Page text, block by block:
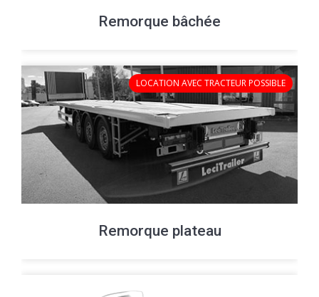
Remorque bâchée
Remorque plateau